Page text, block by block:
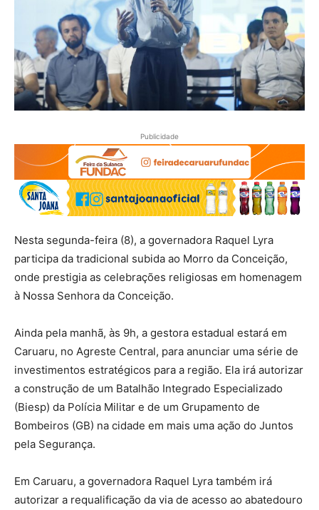
Publicidade
Nesta segunda-feira (8), a governadora Raquel Lyra
participa da tradicional subida ao Morro da Conceição,
onde prestigia as celebrações religiosas em homenagem
à Nossa Senhora da Conceição.
Ainda pela manhã, às 9h, a gestora estadual estará em
Caruaru, no Agreste Central, para anunciar uma série de
investimentos estratégicos para a região. Ela irá autorizar
a construção de um Batalhão Integrado Especializado
(Biesp) da Polícia Militar e de um Grupamento de
Bombeiros (GB) na cidade em mais uma ação do Juntos
pela Segurança.
Em Caruaru, a governadora Raquel Lyra também irá
autorizar a requalificação da via de acesso ao abatedouro